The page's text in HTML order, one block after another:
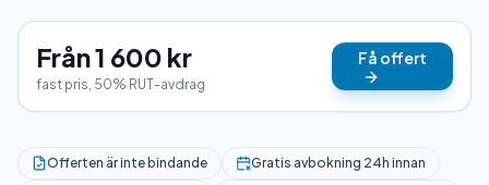
Från 1 600 kr
fast pris, 50% RUT-avdrag
Få offert
Offerten är inte bindande
Gratis avbokning 24h innan